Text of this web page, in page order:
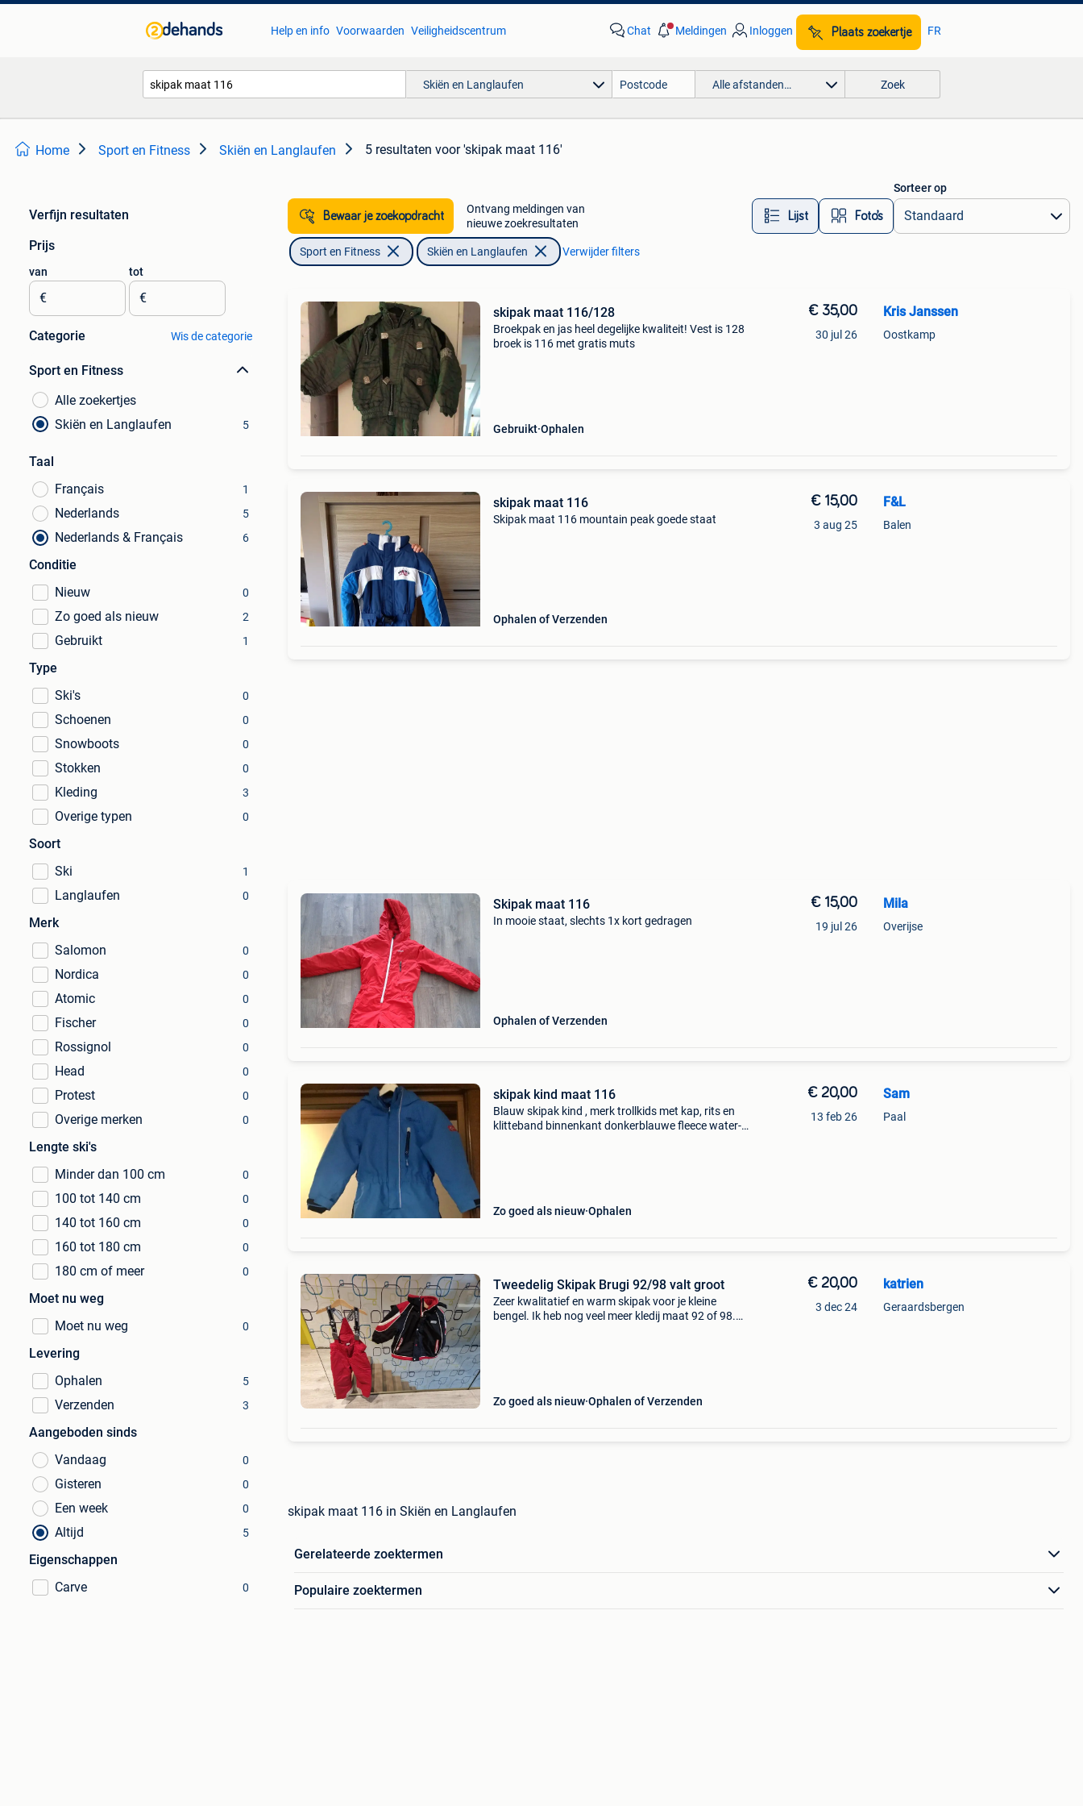
Help en info Voorwaarden Veiligheidscentrum Chat Meldingen Inloggen Plaats zoekertje FR
Skiën en Langlaufen Alle afstanden… Zoek
Home Sport en Fitness Skiën en Langlaufen 5 resultaten voor 'skipak maat 116'
Verfijn resultaten
Prijs
van
€
tot
€
Categorie Wis de categorie
Sport en Fitness
Alle zoekertjes
Skiën en Langlaufen
5
Taal
Français
1
Nederlands 5
Nederlands & Français 6
Conditie
Nieuw
0
Zo goed als nieuw 2
Gebruikt 1
Type
Ski's
0
Schoenen 0
Snowboots 0
Stokken 0
Kleding 3
Overige typen 0
Soort
Ski
1
Langlaufen 0
Merk
Salomon
0
Nordica 0
Atomic 0
Fischer 0
Rossignol 0
Head 0
Protest 0
Overige merken 0
Lengte ski's
Minder dan 100 cm
0
100 tot 140 cm 0
140 tot 160 cm 0
160 tot 180 cm 0
180 cm of meer 0
Moet nu weg
Moet nu weg
0
Levering
Ophalen
5
Verzenden 3
Aangeboden sinds
Vandaag
0
Gisteren 0
Een week 0
Altijd 5
Eigenschappen
Carve
0
Bewaar je zoekopdracht
Ontvang meldingen van
nieuwe zoekresultaten
Lijst Foto’s
Sorteer op
Sport en Fitness Skiën en Langlaufen Verwijder filters
skipak maat 116/128
Broekpak en jas heel degelijke kwaliteit! Vest is 128
broek is 116 met gratis muts
Gebruikt Ophalen
€ 35,00
30 jul 26
Kris Janssen
Oostkamp
skipak maat 116
Skipak maat 116 mountain peak goede staat
Ophalen of Verzenden
€ 15,00
3 aug 25
F&L
Balen
Skipak maat 116
In mooie staat, slechts 1x kort gedragen
Ophalen of Verzenden
€ 15,00
19 jul 26
Mila
Overijse
skipak kind maat 116
Blauw skipak kind , merk trollkids met kap, rits en
klitteband binnenkant donkerblauwe fleece water-
Zo goed als nieuw Ophalen
€ 20,00
13 feb 26
Sam
Paal
Tweedelig Skipak Brugi 92/98 valt groot
Zeer kwalitatief en warm skipak voor je kleine
bengel. Ik heb nog veel meer kledij maat 92 of 98.
Zo goed als nieuw Ophalen of Verzenden
€ 20,00
3 dec 24
katrien
Geraardsbergen
skipak maat 116 in Skiën en Langlaufen
Gerelateerde zoektermen
Populaire zoektermen